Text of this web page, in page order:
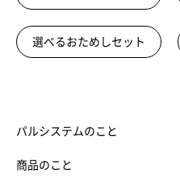
選べるおためしセット
パルシステムのこと
商品のこと